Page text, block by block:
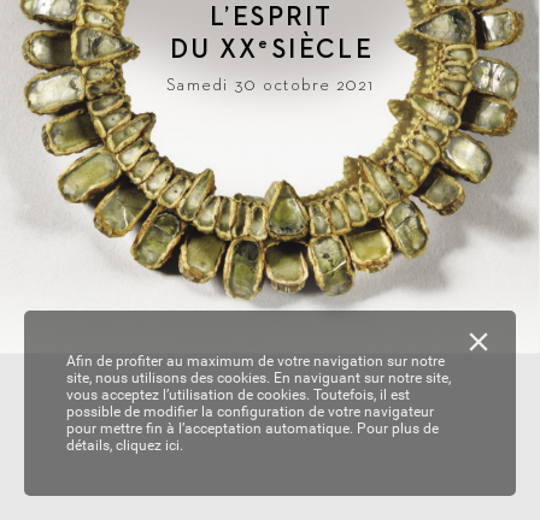
L’ESPRIT
DU XX e SIÈCLE
Samedi 30 octobre 2021
Afin de profiter au maximum de votre navigation sur notre
site, nous utilisons des cookies. En naviguant sur notre site,
vous acceptez l’utilisation de cookies. Toutefois, il est
possible de modifier la configuration de votre navigateur
pour mettre fin à l’acceptation automatique. Pour plus de
détails, cliquez ici.